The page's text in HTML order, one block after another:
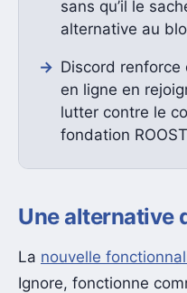
sans qu’il le
alternative au
Discord renforce
en ligne en
lutter contre le
fondation
Une alternative
La nouvelle
Ignore, fonctionne